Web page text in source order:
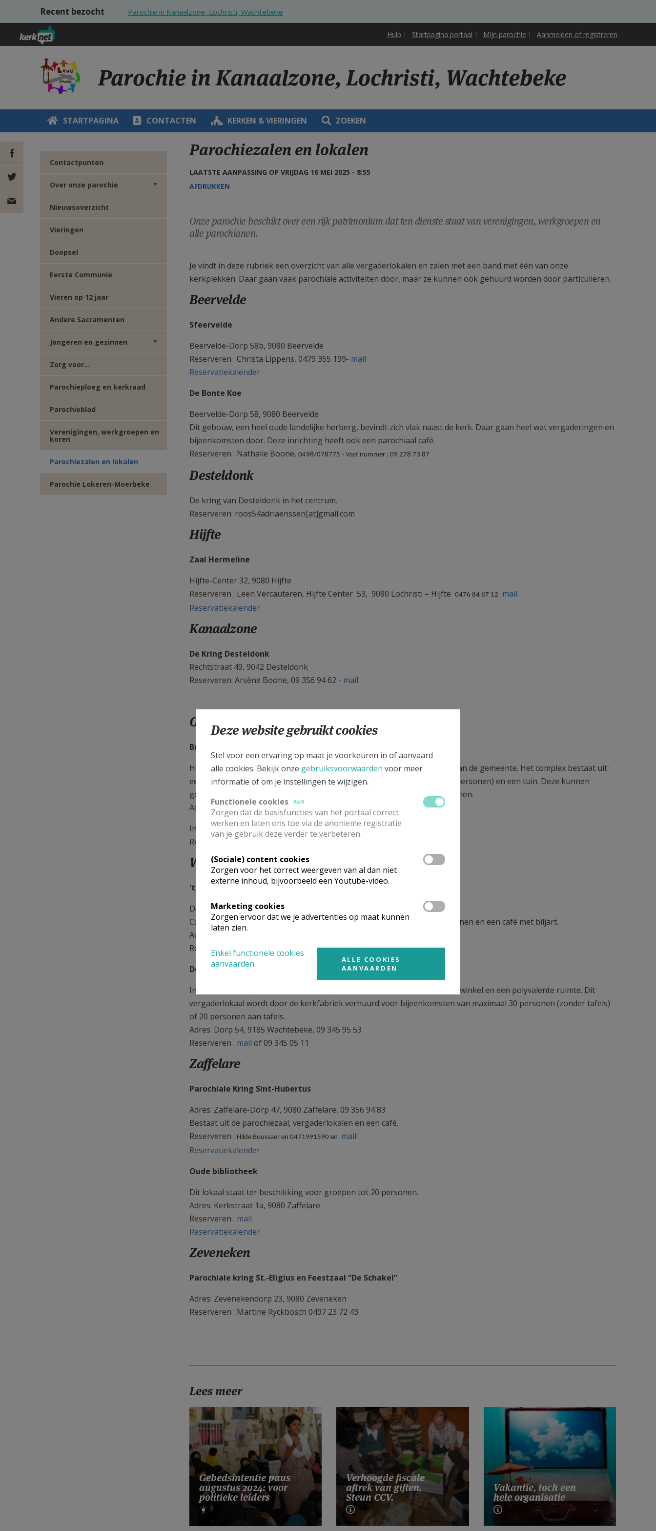
Overslaan en naar de inhoud gaan
Recent bezocht Parochie in Kanaalzone, Lochristi, Wachtebeke
Hulp Startpagina portaal Mijn parochie Aanmelden of registreren
Parochie in Kanaalzone, Lochristi, Wachtebeke
STARTPAGINA CONTACTEN KERKEN & VIERINGEN ZOEKEN
DEEL OP
FACEBOOK
DEEL OP
Contactpunten
Over onze parochie
Nieuwsoverzicht
Vieringen
Doopsel
Eerste Communie
Vieren op 12 jaar
Andere Sacramenten
Jongeren en gezinnen
Zorg voor...
Parochieploeg en kerkraad
Parochieblad
Verenigingen, werkgroepen en
koren
Parochiezalen en lokalen
Parochie Lokeren-Moerbeke
Parochiezalen en lokalen
LAATSTE AANPASSING OP VRIJDAG 16 MEI 2025 - 8:55
AFDRUKKEN
Onze parochie beschikt over een rijk patrimonium dat ten dienste staat van verenigingen, werkgroepen en
alle parochianen.
Je vindt in deze rubriek een overzicht van alle vergaderlokalen en zalen met een band met één van onze
kerkplekken. Daar gaan vaak parochiale activiteiten door, maar ze kunnen ook gehuurd worden door particulieren.
Beervelde
Sfeervelde
Beervelde-Dorp 58b, 9080 Beervelde
Reserveren : Christa Lippens, 0479 355 199- mail
Reservatiekalender
De Bonte Koe
Beervelde-Dorp 58, 9080 Beervelde
Dit gebouw, een heel oude landelijke herberg, bevindt zich vlak naast de kerk. Daar gaan heel wat vergaderingen en
bijeenkomsten door. Deze inrichting heeft ook een parochiaal café.
Reserveren : Nathalie Boone,0498/078775 -Vast nummer : 09 278 73 87
Desteldonk
De kring van Desteldonk in het centrum.
Reserveren: roos54adriaenssen[at]gmail.com
Hijfte
Zaal Hermeline
Hijfte-Center 32, 9080 Hijfte
Reserveren : Leen Vercauteren, Hijfte Center 53, 9080 Lochristi – Hijfte0476 84 87 12
mail
Reservatiekalender
Kanaalzone
De Kring Desteldonk
Rechtstraat 49, 9042 Desteldonk
Reserveren: Arsène Boone, 09 356 94 62 - mail
Overslag
Buurthuis Snoopy - De zwarte ruiter
Het "buurthuis" is eigenlijk de vroegere parochiezaal en is nu in handen van de gemeente. Het complex bestaat uit :
een café, een zaal (tot 120 personen), een keuken met kleine zaal (tot 25 personen) en een tuin. Deze kunnen
geheel of gedeeltelijk gehuurd worden door verenigingen en privé-personen.
Adres: Schoolstraat 3, 9185 Wachtebeke
Info, gebruikstarieven en overzicht beschikbaarheid:website
Reserveren bij Cultuurhuis Wachtebeke, 09 337 77 38;
Wachtebeke
't Kringenhof
De parochiale kring van Wachtebeke bestaat uit
Catharinazaal: een feestzaal tot 200 personen; Hubertuszaal: tot 50 personen en een café met biljart.
Adres: Kerkstraat 10, 9185 Wachtebeke
Reserveren bij Cultuurhuis Wachtebeke, 09 337 77 38;mail-website
De Vierschaar
In dit historisch pand bevindt zich het parochiesecretariaat, Oxfam Wereldwinkel en een polyvalente ruimte. Dit
vergaderlokaal wordt door de kerkfabriek verhuurd voor bijeenkomsten van maximaal 30 personen (zonder tafels)
of 20 personen aan tafels.
Adres: Dorp 54, 9185 Wachtebeke, 09 345 95 53
Reserveren : mail of 09 345 05 11
Zaffelare
Parochiale Kring Sint-Hubertus
Adres: Zaffelare-Dorp 47, 9080 Zaffelare, 09 356 94 83
Bestaat uit de parochiezaal, vergaderlokalen en een café.
Reserveren : Hilde Boussaer en 0471991590 en mail
Reservatiekalender
Oude bibliotheek
Dit lokaal staat ter beschikking voor groepen tot 20 personen.
Adres: Kerkstraat 1a, 9080 Zaffelare
Reserveren : mail
Reservatiekalender
Zeveneken
Parochiale kring St.-Eligius en Feestzaal “De Schakel”
Adres: Zevenekendorp 23, 9080 Zeveneken
Reserveren : Martine Ryckbosch 0497 23 72 43
Lees meer
Gebedsintentie paus
augustus 2024: voor
politieke leiders
Verhoogde fiscale
aftrek van giften.
Steun CCV.
Vakantie, toch een
hele organisatie
Deze website gebruikt cookies
Stel voor een ervaring op maat je voorkeuren in of aanvaard
alle cookies. Bekijk onze gebruiksvoorwaarden voor meer
informatie of om je instellingen te wijzigen.
Functionele cookies
AAN
Zorgen dat de basisfuncties van het portaal correct
werken en laten ons toe via de anonieme registratie
van je gebruik deze verder te verbeteren.
(Sociale) content cookies
Zorgen voor het correct weergeven van al dan niet
externe inhoud, bijvoorbeeld een Youtube-video.
Marketing cookies
Zorgen ervoor dat we je advertenties op maat kunnen
laten zien.
Enkel functionele cookies
aanvaarden
ALLE COOKIES
AANVAARDEN